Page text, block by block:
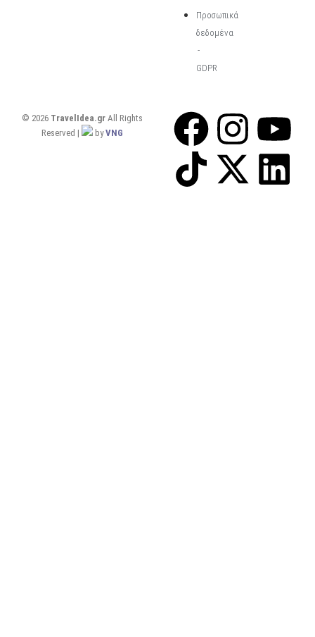
Προσωπικά
δεδομένα
-
GDPR
© 2026 TravelIdea.gr All Rights
Reserved |
byVNG